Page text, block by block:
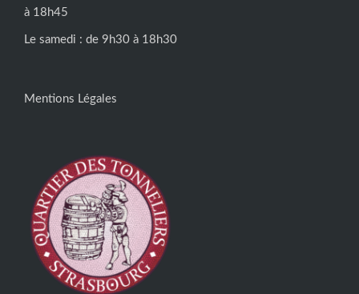
à 18h45
Le samedi : de 9h30 à 18h30
Mentions Légales